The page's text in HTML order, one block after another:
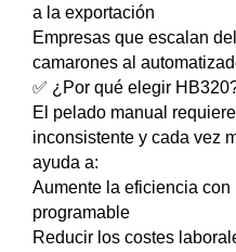
a la exportación
Empresas que escalan
camarones al
✅ ¿Por qué elegir
El pelado manual
inconsistente y cada vez
ayuda a:
Aumente la eficiencia
programable
Reducir los costes